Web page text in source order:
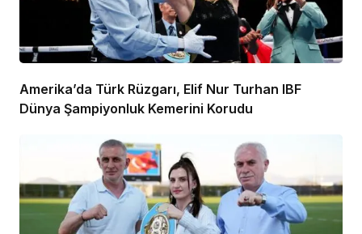
Amerika’da Türk Rüzgarı, Elif Nur Turhan IBF
Dünya Şampiyonluk Kemerini Korudu